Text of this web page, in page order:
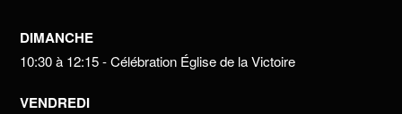
DIMANCHE
10:30 à 12:15 - Célébration Église de la Victoire
VENDREDI